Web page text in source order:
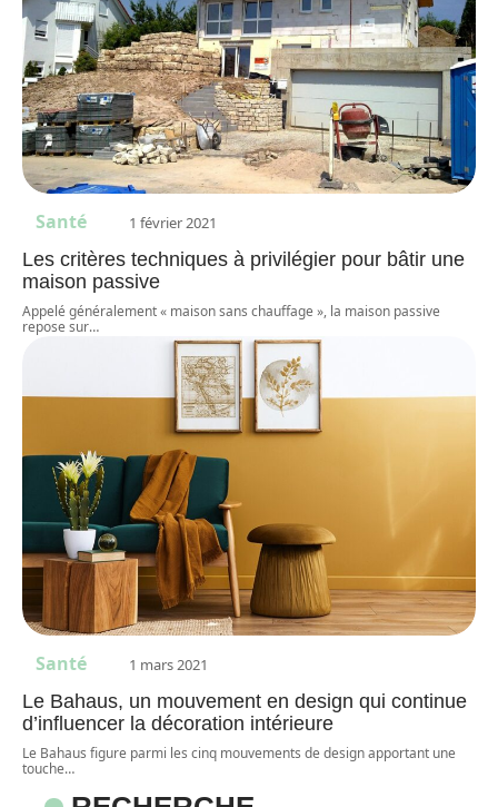
Santé 1 février 2021
Les critères techniques à privilégier pour bâtir une
maison passive
Appelé généralement « maison sans chauffage », la maison passive
repose sur…
Santé 1 mars 2021
Le Bahaus, un mouvement en design qui continue
d’influencer la décoration intérieure
Le Bahaus figure parmi les cinq mouvements de design apportant une
touche…